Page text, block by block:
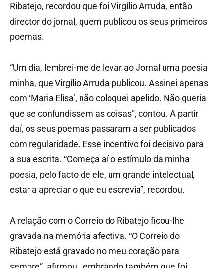
Ribatejo, recordou que foi Virgílio Arruda, então
director do jornal, quem publicou os seus primeiros
poemas.
“Um dia, lembrei-me de levar ao Jornal uma poesia
minha, que Virgílio Arruda publicou. Assinei apenas
com ‘Maria Elisa’, não coloquei apelido. Não queria
que se confundissem as coisas”, contou. A partir
daí, os seus poemas passaram a ser publicados
com regularidade. Esse incentivo foi decisivo para
a sua escrita. “Começa aí o estímulo da minha
poesia, pelo facto de ele, um grande intelectual,
estar a apreciar o que eu escrevia”, recordou.
A relação com o Correio do Ribatejo ficou-lhe
gravada na memória afectiva. “O Correio do
Ribatejo está gravado no meu coração para